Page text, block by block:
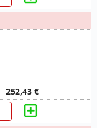
252,43 €